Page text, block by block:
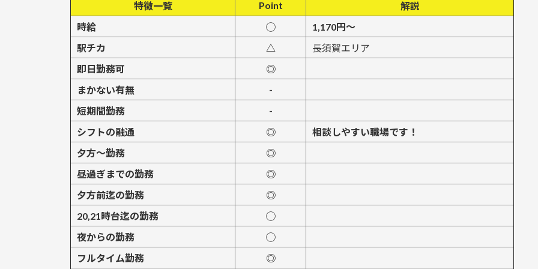
特徴一覧 Point
解説
時給
◯
1,170円～
駅チカ
△
長須賀エリア
即日勤務可
◎
まかない有無
-
短期間勤務
-
シフトの融通
◎
相談しやすい職場です！
夕方～勤務
◎
昼過ぎまでの勤務
◎
夕方前迄の勤務
◎
20,21時台迄の勤務
◯
夜からの勤務
◯
フルタイム勤務
◎